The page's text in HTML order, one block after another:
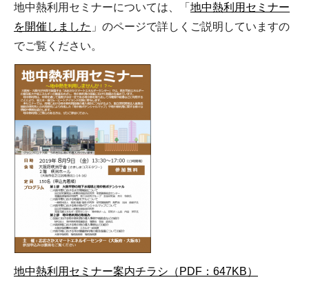
地中熱利用セミナーについては、「 地中熱利用セミナー
を開催しました 」のページで詳しくご説明していますの
でご覧ください。
地中熱利用セミナー案内チラシ（PDF：647KB）